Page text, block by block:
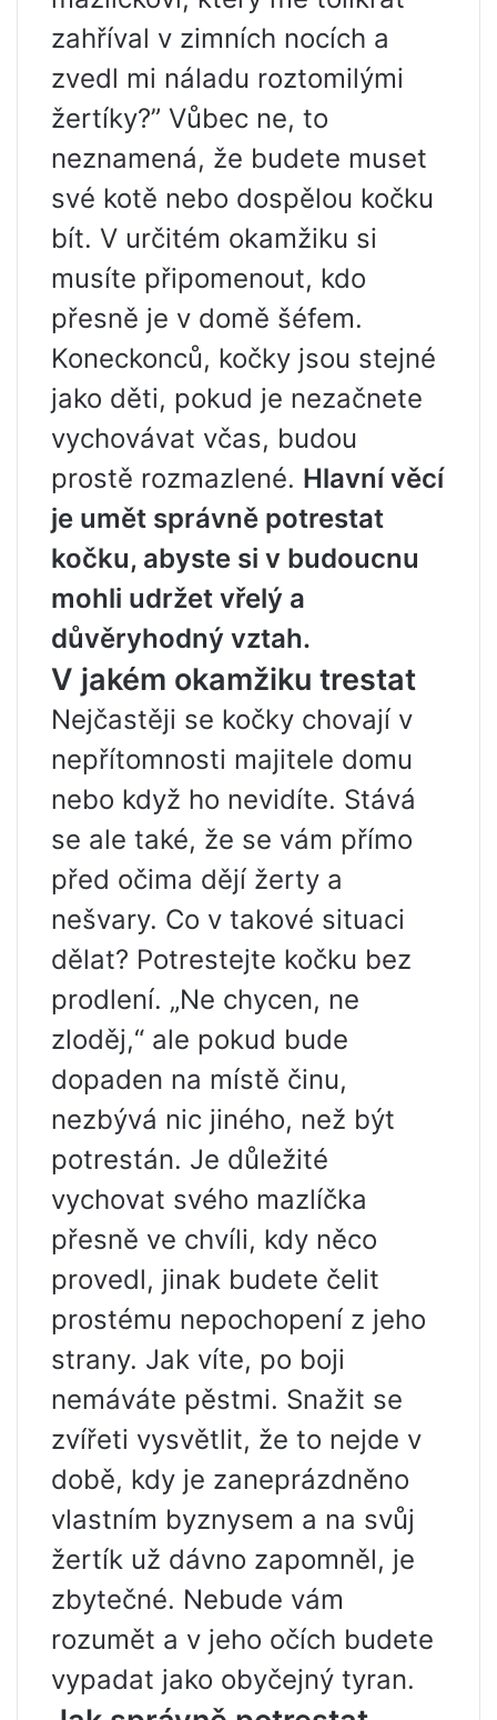
zahříval v zimních nocích a
zvedl mi náladu roztomilými
žertíky?” Vůbec ne, to
neznamená, že budete muset
své kotě nebo dospělou kočku
bít. V určitém okamžiku si
musíte připomenout, kdo
přesně je v domě šéfem.
Koneckonců, kočky jsou stejné
jako děti, pokud je nezačnete
vychovávat včas, budou
prostě rozmazlené. Hlavní věcí
je umět správně potrestat
kočku, abyste si v budoucnu
mohli udržet vřelý a
důvěryhodný vztah.
V jakém okamžiku trestat
Nejčastěji se kočky chovají v
nepřítomnosti majitele domu
nebo když ho nevidíte. Stává
se ale také, že se vám přímo
před očima dějí žerty a
nešvary. Co v takové situaci
dělat? Potrestejte kočku bez
prodlení. „Ne chycen, ne
zloděj,“ ale pokud bude
dopaden na místě činu,
nezbývá nic jiného, ​​než být
potrestán. Je důležité
vychovat svého mazlíčka
přesně ve chvíli, kdy něco
provedl, jinak budete čelit
prostému nepochopení z jeho
strany. Jak víte, po boji
nemáváte pěstmi. Snažit se
zvířeti vysvětlit, že to nejde v
době, kdy je zaneprázdněno
vlastním byznysem a na svůj
žertík už dávno zapomněl, je
zbytečné. Nebude vám
rozumět a v jeho očích budete
vypadat jako obyčejný tyran.